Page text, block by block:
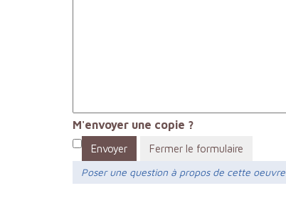
M'envoyer une copie ?
Envoyer
Fermer le formulaire
Poser une question à propos de cette oeuvre